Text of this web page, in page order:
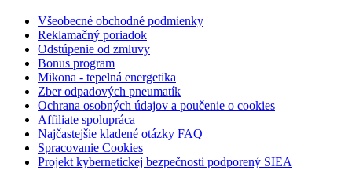
Všeobecné obchodné podmienky
Reklamačný poriadok
Odstúpenie od zmluvy
Bonus program
Mikona - tepelná energetika
Zber odpadových pneumatík
Ochrana osobných údajov a poučenie o cookies
Affiliate spolupráca
Najčastejšie kladené otázky FAQ
Spracovanie Cookies
Projekt kybernetickej bezpečnosti podporený SIEA